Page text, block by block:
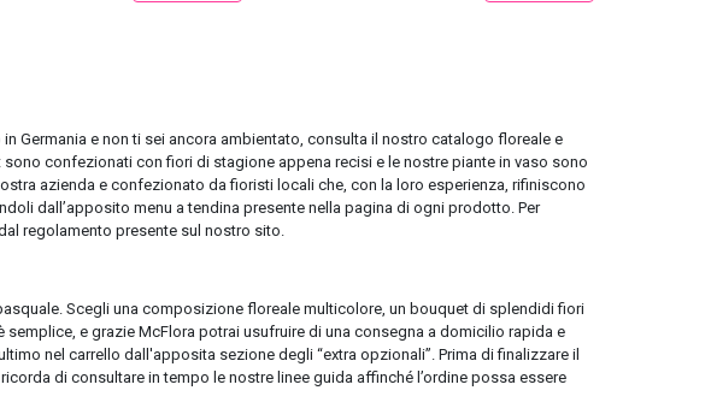
Germania e non ti sei ancora ambientato, consulta il nostro catalogo floreale e
confezionati con fiori di stagione appena recisi e le nostre piante in vaso sono
azienda e confezionato da fioristi locali che, con la loro esperienza, rifiniscono
dall’apposito menu a tendina presente nella pagina di ogni prodotto. Per
regolamento presente sul nostro sito.
Scegli una composizione floreale multicolore, un bouquet di splendidi fiori
semplice, e grazie McFlora potrai usufruire di una consegna a domicilio rapida e
nel carrello dall'apposita sezione degli “extra opzionali”. Prima di finalizzare il
di consultare in tempo le nostre linee guida affinché l’ordine possa essere